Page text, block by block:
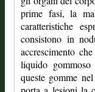
prime fasi, la
caratteristiche
consistono in
accrescimento
liquido
queste gomme